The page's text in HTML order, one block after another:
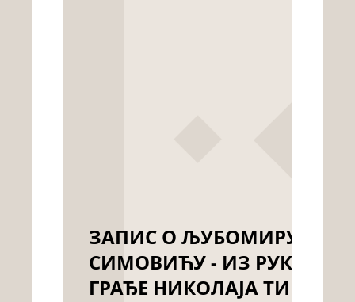
ЗАПИС О ЉУБОМИРУ
СИМОВИЋУ - ИЗ
ГРАЂЕ НИКОЛАЈА